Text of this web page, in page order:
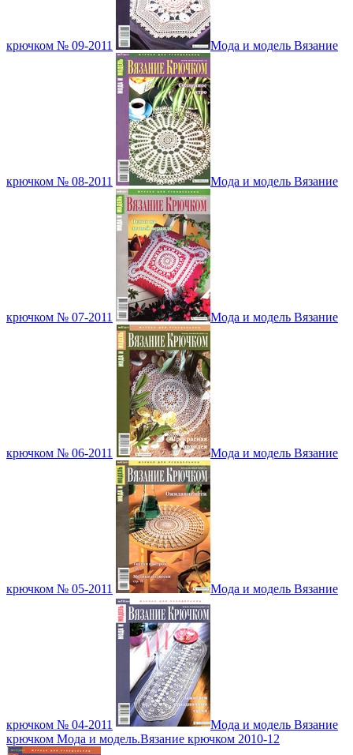
крючком № 09-2011 Мода и модель Вязание
крючком № 08-2011 Мода и модель Вязание
крючком № 07-2011 Мода и модель Вязание
крючком № 06-2011 Мода и модель Вязание
крючком № 05-2011 Мода и модель Вязание
крючком № 04-2011
Мода и модель Вязание
крючком Мода и модель.Вязание крючком 2010-12